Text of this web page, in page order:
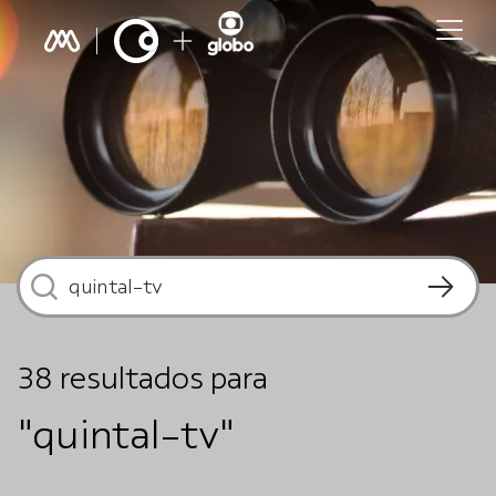
38 resultados para
"quintal-tv"